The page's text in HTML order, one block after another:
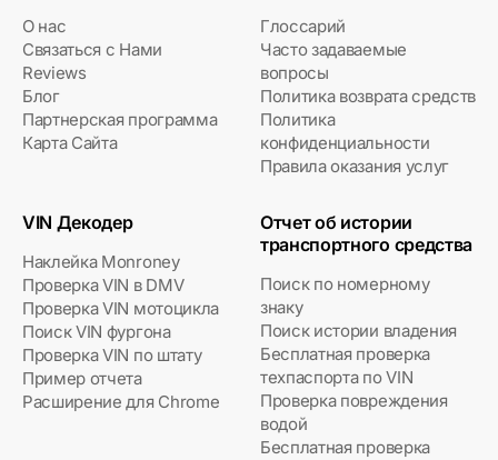
О нас
Связаться с Нами
Reviews
Блог
Партнерская программа
Карта Сайта
Глоссарий
Часто задаваемые
вопросы
Политика возврата средств
Политика
конфиденциальности
Правила оказания услуг
VIN Декодер
Наклейка Monroney
Проверка VIN в DMV
Проверка VIN мотоцикла
Поиск VIN фургона
Проверка VIN по штату
Пример отчета
Расширение для Chrome
Отчет об истории
транспортного средства
Поиск по номерному
знаку
Поиск истории владения
Бесплатная проверка
техпаспорта по VIN
Проверка повреждения
водой
Бесплатная проверка